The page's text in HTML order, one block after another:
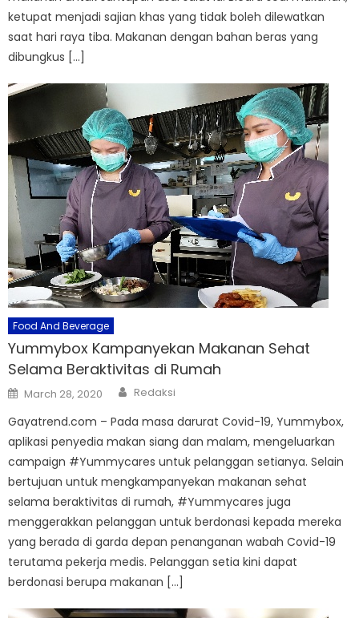
ketupat menjadi sajian khas yang tidak boleh dilewatkan
saat hari raya tiba. Makanan dengan bahan beras yang
dibungkus […]
Food And Beverage
Yummybox Kampanyekan Makanan Sehat
Selama Beraktivitas di Rumah
Posted
on
March 28, 2020 Author
Redaksi
Gayatrend.com – Pada masa darurat Covid-19, Yummybox,
aplikasi penyedia makan siang dan malam, mengeluarkan
campaign #Yummycares untuk pelanggan setianya. Selain
bertujuan untuk mengkampanyekan makanan sehat
selama beraktivitas di rumah, #Yummycares juga
menggerakkan pelanggan untuk berdonasi kepada mereka
yang berada di garda depan penanganan wabah Covid-19
terutama pekerja medis. Pelanggan setia kini dapat
berdonasi berupa makanan […]